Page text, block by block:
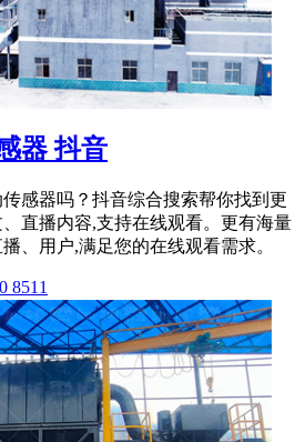
器 抖音
感器吗？抖音综合搜索帮你找到更
直播内容,支持在线观看。更有海量
、用户,满足您的在线观看需求。
8511